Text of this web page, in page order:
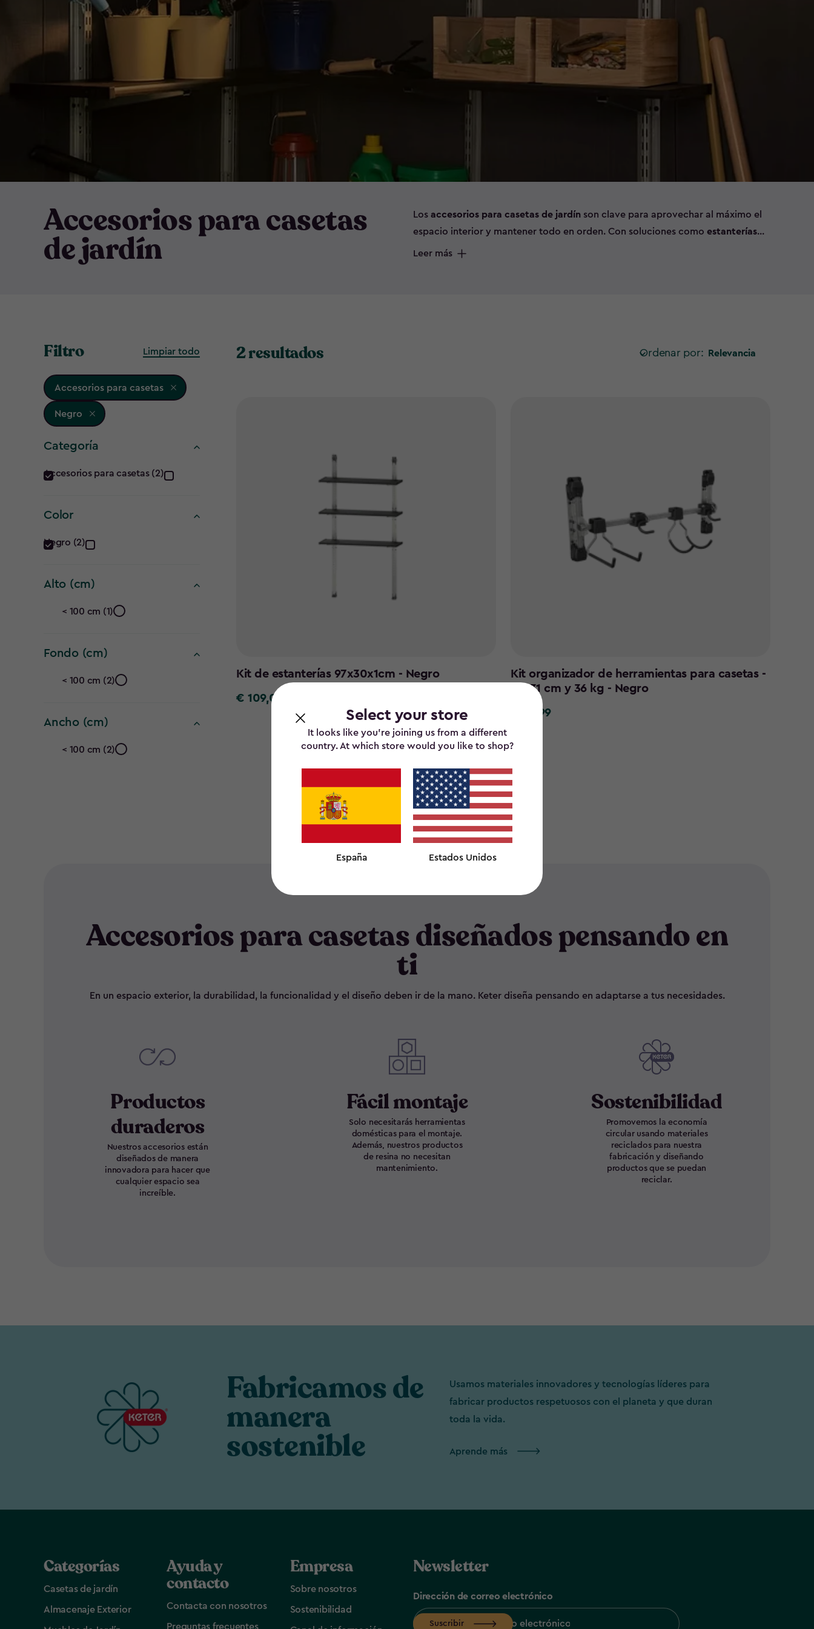
Select your store
It looks like you’re joining us from a different
country. At which store would you like to shop?
España Estados Unidos
Accesorios para casetas
de jardín
Los accesorios para casetas de jardín son clave para aprovechar al máximo el
espacio interior y mantener todo en orden. Con soluciones como estanterías
de pared y soportes para colgar herramientas
Leer más
Filtro Limpiar todo
Accesorios para casetas
Negro
Categoría
Categoría
filter
Accesorios para casetas (2)
Color
Color
filter
Negro (2)
Alto (cm)
Alto
(cm)
filter
< 100 cm (1)
Fondo (cm)
Fondo
(cm)
filter
< 100 cm (2)
Ancho (cm)
Ancho
< 100 cm (2)
Ordenar por: Relevancia
2 resultados
Kit de estanterías 97x30x1cm - Negro
€
€ 109,00
Kit organizador de herramientas para casetas -
74x31 cm y 36 kg - Negro
€ 55,99
Volver arriba
Accesorios para casetas diseñados pensando en
ti
En un espacio exterior, la durabilidad, la funcionalidad y el diseño deben ir de la mano. Keter diseña pensando en adaptarse a tus necesidades.
Productos
duraderos
Nuestros accesorios están
diseñados de manera
innovadora para hacer que
cualquier espacio sea
increíble.
Fácil montaje
Solo necesitarás herramientas
domésticas para el montaje.
Además, nuestros productos
de resina no necesitan
mantenimiento.
Sostenibilidad
Promovemos la economía
circular usando materiales
reciclados para nuestra
fabricación y diseñando
productos que se puedan
reciclar.
Fabricamos de
manera
sostenible
Usamos materiales innovadores y tecnologías líderes para
fabricar productos respetuosos con el planeta y que duran
toda la vida.
Aprende más
Categorías
Casetas de jardín
Almacenaje Exterior
Ayuda y
contacto
Contacta con nosotros
Preguntas frecuentes
Empresa
Sobre nosotros
Sostenibilidad
Newsletter
Dirección de correo electrónico
Suscribir